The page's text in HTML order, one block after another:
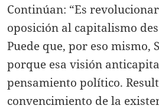
Continúan: “Es
oposición al capitalismo
Puede que, por eso mismo,
porque esa visión
pensamiento político.
convencimiento de la